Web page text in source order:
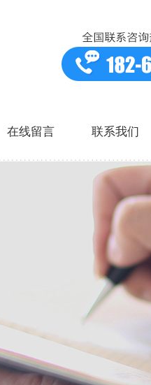
在线留言 联系我们